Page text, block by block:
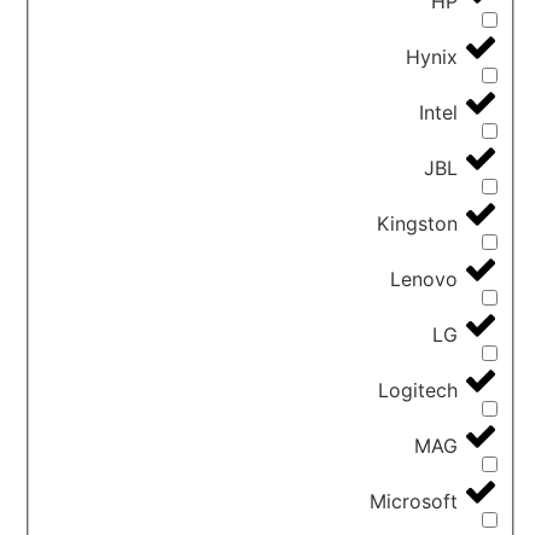
Hynix
Intel
JBL
Kingston
Lenovo
LG
Logitech
MAG
Microsoft